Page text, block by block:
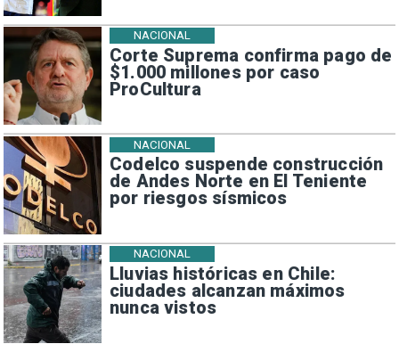
Corte Suprema confirma pago de
$1.000 millones por caso
ProCultura
NACIONAL
Codelco suspende construcción
de Andes Norte en El Teniente
por riesgos sísmicos
NACIONAL
Lluvias históricas en Chile:
ciudades alcanzan máximos
nunca vistos
NACIONAL